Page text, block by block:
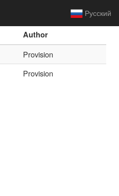
Русский
Author
Provision
Provision